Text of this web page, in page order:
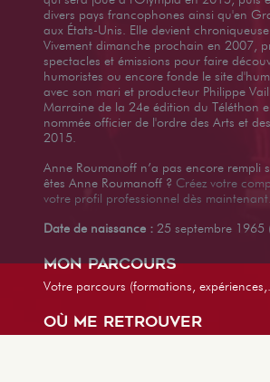
divers pays francophones ainsi qu'en
aux États-Unis. Elle devient
Vivement dimanche prochain en 2007,
spectacles et émissions pour faire
humoristes ou encore fonde le site
avec son mari et producteur Philippe
Marraine de la 24e édition du Téléthon
nommée officier de l'ordre des Arts et
2015.
Anne Roumanoff n’a pas encore rempli
êtes Anne Roumanoff ? Créez votre
votre profil professionnel dès maintenant.
Date de naissance : 25 septembre 1965
Mon parcours
Votre parcours (formations,
Où me retrouver